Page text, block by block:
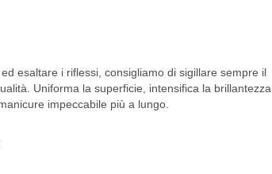
esaltare i riflessi, consigliamo di sigillare sempre il
Uniforma la superficie, intensifica la brillantezza
impeccabile più a lungo.